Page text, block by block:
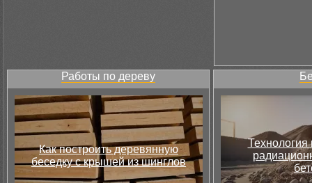
Работы по дереву
Как построить деревянную
беседку с крышей из шинглов
Технология